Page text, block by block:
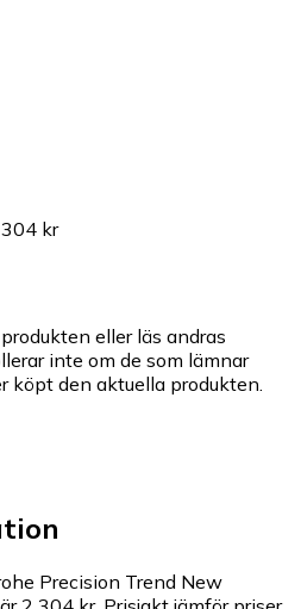
kr
eller läs andras
inte om de som lämnar
köpt den aktuella produkten.
Precision Trend New